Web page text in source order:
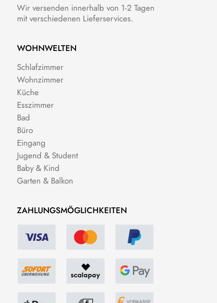
Wir versenden innerhalb von 1-2 Tagen
mit verschiedenen Lieferservices.
WOHNWELTEN
Schlafzimmer
Wohnzimmer
Küche
Esszimmer
Bad
Büro
Eingang
Jugend & Student
Baby & Kind
Garten & Balkon
ZAHLUNGSMÖGLICHKEITEN